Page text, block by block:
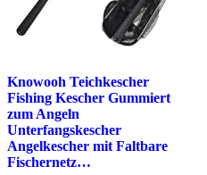
Knowooh Teichkescher
Fishing Kescher Gummiert
zum Angeln
Unterfangskescher
Angelkescher mit Faltbare
Fischernetz…